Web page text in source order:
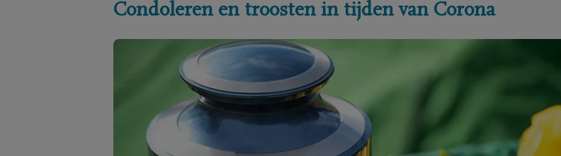
Condoleren en troosten in tijden van Corona